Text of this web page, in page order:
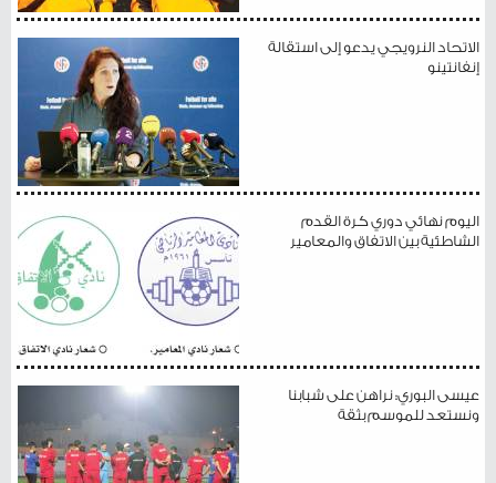
الاتحاد النرويجي يدعو إلى استقالة
إنفانتينو
اليوم نهائي دوري كرة القدم
الشاطئية بين الاتفاق والمعامير
عيسى البوري: نراهن على شبابنا
ونستعد للموسم بثقة